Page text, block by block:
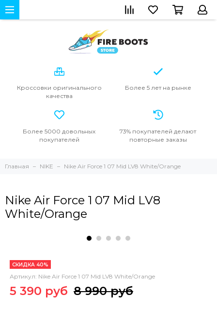
Кроссовки оригинального
качества
Более 5 летна рынке
Более 5000 довольных
покупателей
73% покупателей делают
повторные заказы
Главная NIKE Nike Air Force 1 07 Mid LV8 White/Orange
Nike Air Force 1 07 Mid LV8
White/Orange
СКИДКА 40%
Артикул: Nike Air Force 1 07 Mid LV8 White/Orange
5 390 руб 8 990 руб